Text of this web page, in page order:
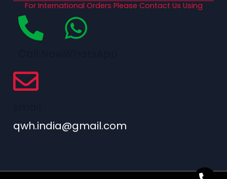
For International Orders Please Contact Us Using
qwh.india@gmail.com